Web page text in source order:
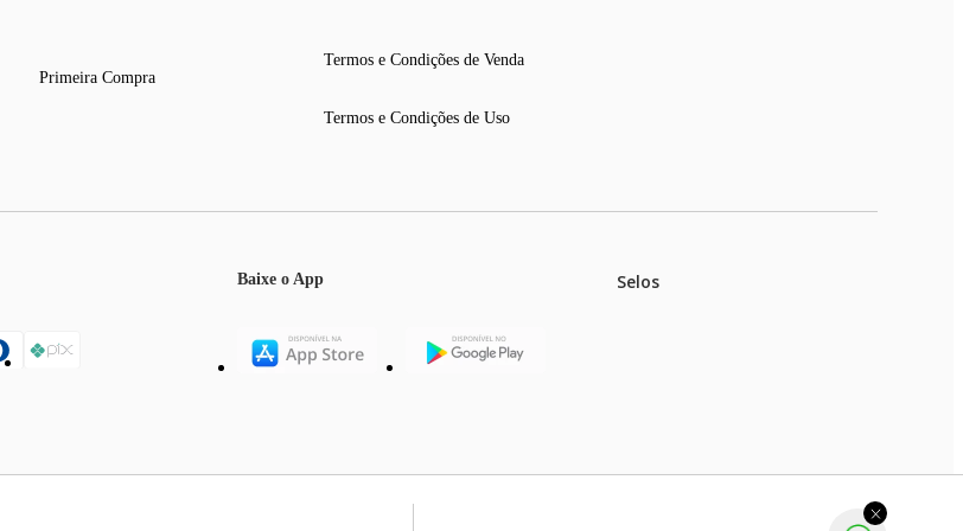
Primeira Compra
Termos e Condições de Venda
Termos e Condições de Uso
Baixe o App Selos